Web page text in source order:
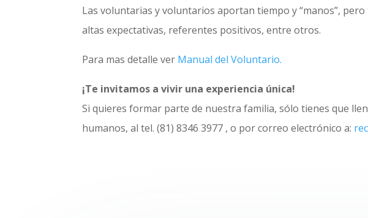
Las voluntarias y voluntarios aportan tiempo y “manos”,
altas expectativas, referentes positivos, entre otros.
Para mas detalle ver Manual del Voluntario.
¡Te invitamos a vivir una experiencia única!
Si quieres formar parte de nuestra familia, sólo tienes que
humanos, al tel. (81) 8346 3977 , o por correo electrónico a: